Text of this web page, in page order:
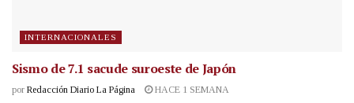
INTERNACIONALES
Sismo de 7.1 sacude suroeste de Japón
por Redacción Diario La Página HACE 1 SEMANA